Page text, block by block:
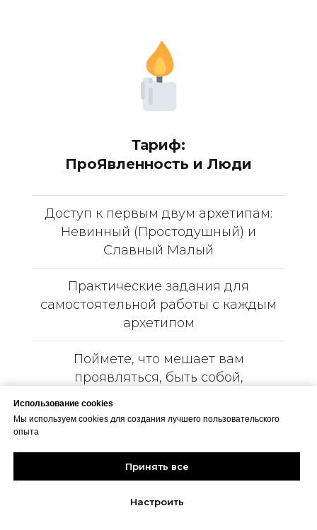
Тариф:
ПроЯвленность и Люди
Доступ к первым двум архетипам:
Невинный (Простодушный) и
Славный Малый
Практические задания для
самостоятельной работы с каждым
архетипом
Поймете, что мешает вам
проявляться, быть собой,
зарабатывать на любимом деле,
почему вы обесцениваете себя, то
пропадаете из соцсетей и не
можете их вести, хотя знаете, что
вырасти в доходе. И, самое
Использование cookies
Мы используем cookies для создания лучшего пользовательского
опыта
Принять все
Настроить
Использование cookies
Мы используем cookies для создания лучшего пользовательского
опыта
Принять все
Настроить